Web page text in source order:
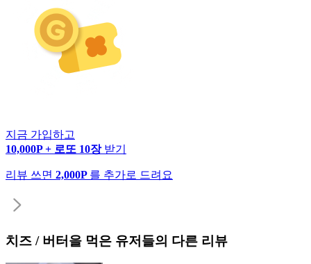
지금 가입하고
10,000P + 로또 10장 받기
리뷰 쓰면 2,000P 를 추가로 드려요
치즈 / 버터 을 먹은 유저들의 다른 리뷰